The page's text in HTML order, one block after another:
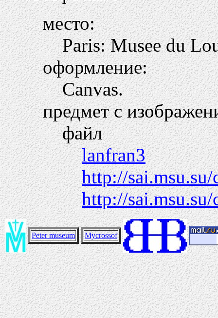
место:
Paris: Musee du
оформление:
Canvas.
предмет с
файл
lanfran3
http://
http://
Peter museum Mycrossof